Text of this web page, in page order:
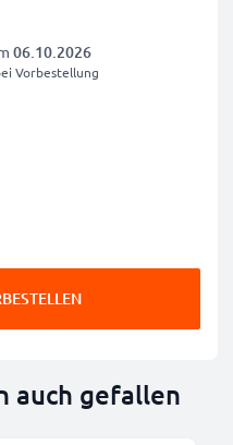
06.10.2026
Vorbestellung
auch gefallen